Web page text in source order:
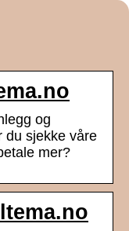
og
du sjekke våre
mer?